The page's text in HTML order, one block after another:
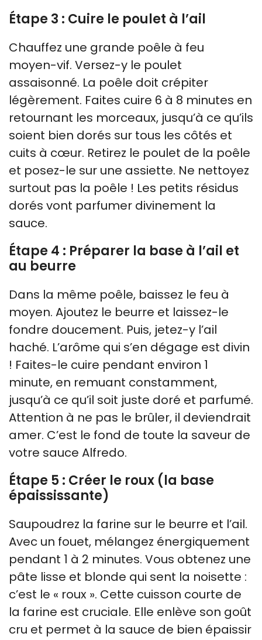
Étape 3 : Cuire le poulet à l’ail
Chauffez une grande poêle à feu
moyen-vif. Versez-y le poulet
assaisonné. La poêle doit crépiter
légèrement. Faites cuire 6 à 8 minutes en
retournant les morceaux, jusqu’à ce qu’ils
soient bien dorés sur tous les côtés et
cuits à cœur. Retirez le poulet de la poêle
et posez-le sur une assiette. Ne nettoyez
surtout pas la poêle ! Les petits résidus
dorés vont parfumer divinement la
sauce.
Étape 4 : Préparer la base à l’ail et
au beurre
Dans la même poêle, baissez le feu à
moyen. Ajoutez le beurre et laissez-le
fondre doucement. Puis, jetez-y l’ail
haché. L’arôme qui s’en dégage est divin
! Faites-le cuire pendant environ 1
minute, en remuant constamment,
jusqu’à ce qu’il soit juste doré et parfumé.
Attention à ne pas le brûler, il deviendrait
amer. C’est le fond de toute la saveur de
votre sauce Alfredo.
Étape 5 : Créer le roux (la base
épaississante)
Saupoudrez la farine sur le beurre et l’ail.
Avec un fouet, mélangez énergiquement
pendant 1 à 2 minutes. Vous obtenez une
pâte lisse et blonde qui sent la noisette :
c’est le « roux ». Cette cuisson courte de
la farine est cruciale. Elle enlève son goût
cru et permet à la sauce de bien épaissir